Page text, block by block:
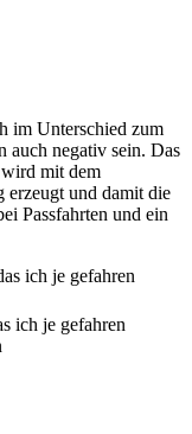
im Unterschied zum
auch negativ sein. Das
mit dem
und damit die
Passfahrten und ein
ich je gefahren